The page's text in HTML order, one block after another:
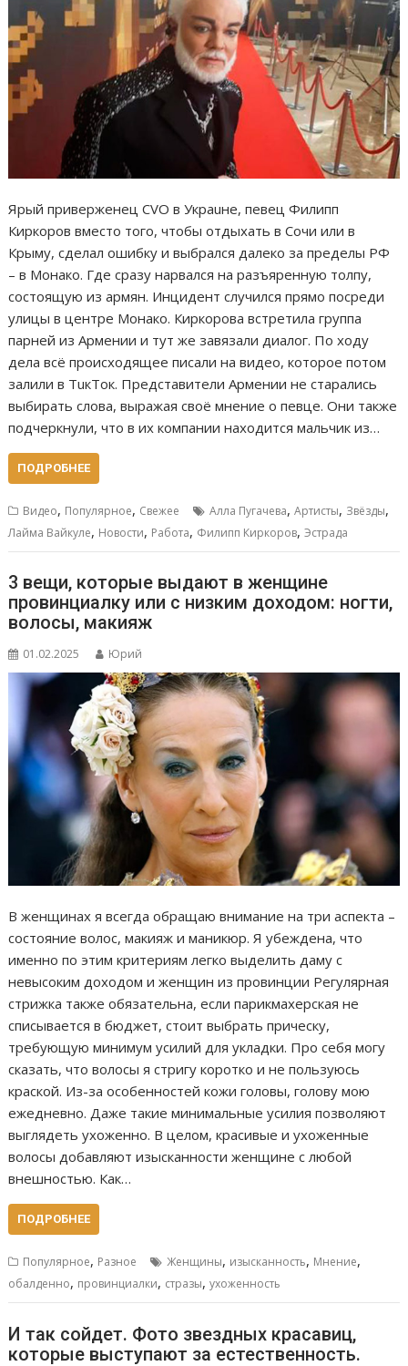
Ярый приверженец CVO в Украuне, певец Филипп
Киркоров вместо того, чтобы отдыхать в Сочи или в
Крыму, сделал ошибку и выбрался далеко за пределы РФ
– в Монако. Где сразу нарвался на разъяренную толпу,
состоящую из армян. Инцидент случился прямо посреди
улицы в центре Монако. Киркорова встретила группа
парней из Армении и тут же завязали диалог. По ходу
дела всё происходящее писали на видео, которое потом
залили в ТuкТок. Представители Армении не старались
выбирать слова, выражая своё мнение о певце. Они также
подчеркнули, что в их компании находится мальчик из…
ПОДРОБНЕЕ
Видео, Популярное, Свежее Алла Пугачева,Артисты, Звёзды,
Лайма Вайкуле, Новости, Работа, Филипп Киркоров,Эстрада
3 вещи, которые выдают в женщине
провинциалку или с низким доходом: ногти,
волосы, макияж
01.02.2025 Юрий
В женщинах я всегда обращаю внимание на три аспекта –
состояние волос, макияж и маникюр. Я убеждена, что
именно по этим критериям легко выделить даму с
невысоким доходом и женщин из провинции Регулярная
стрижка также обязательна, если парикмахерская не
списывается в бюджет, стоит выбрать прическу,
требующую минимум усилий для укладки. Про себя могу
сказать, что волосы я стригу коротко и не пользуюсь
краской. Из-за особенностей кожи головы, голову мою
ежедневно. Даже такие минимальные усилия позволяют
выглядеть ухоженно. В целом, красивые и ухоженные
волосы добавляют изысканности женщине с любой
внешностью. Как…
ПОДРОБНЕЕ
Популярное, Разное Женщины, изысканность, Мнение,
обалденно, провинциалки, стразы,ухоженность
И так сойдет. Фото звездных красавиц,
которые выступают за естественность.